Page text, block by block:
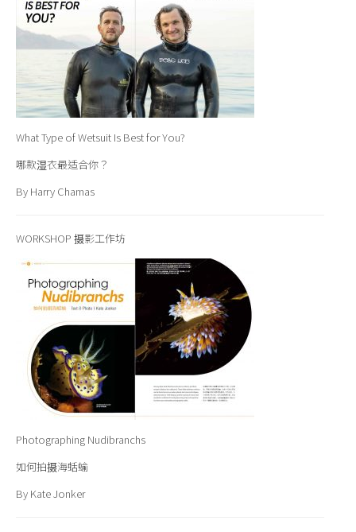
What Type of Wetsuit Is Best for You?
哪款湿衣最适合你？
By Harry Chamas
WORKSHOP 摄影工作坊
Photographing Nudibranchs
如何拍摄海蛞蝓
By Kate Jonker